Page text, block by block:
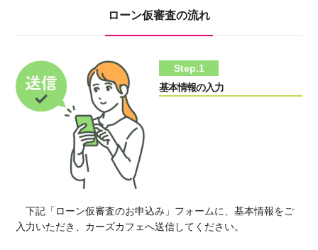
ローン仮審査の流れ
Step.1
基本情報の入力
下記「ローン仮審査のお申込み」フォームに、基本情報をご
入力いただき、カーズカフェへ送信してください。